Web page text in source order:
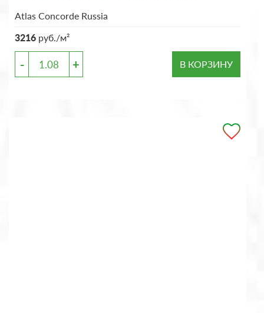
Atlas Concorde Russia
3216 руб./м²
- + В КОРЗИНУ